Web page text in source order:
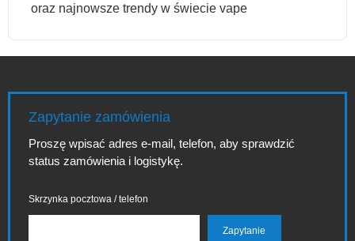
oraz najnowsze trendy w świecie vape
Zapytanie zamówienia
Proszę wpisać adres e-mail, telefon, aby sprawdzić
status zamówienia i logistykę.
Skrzynka pocztowa / telefon